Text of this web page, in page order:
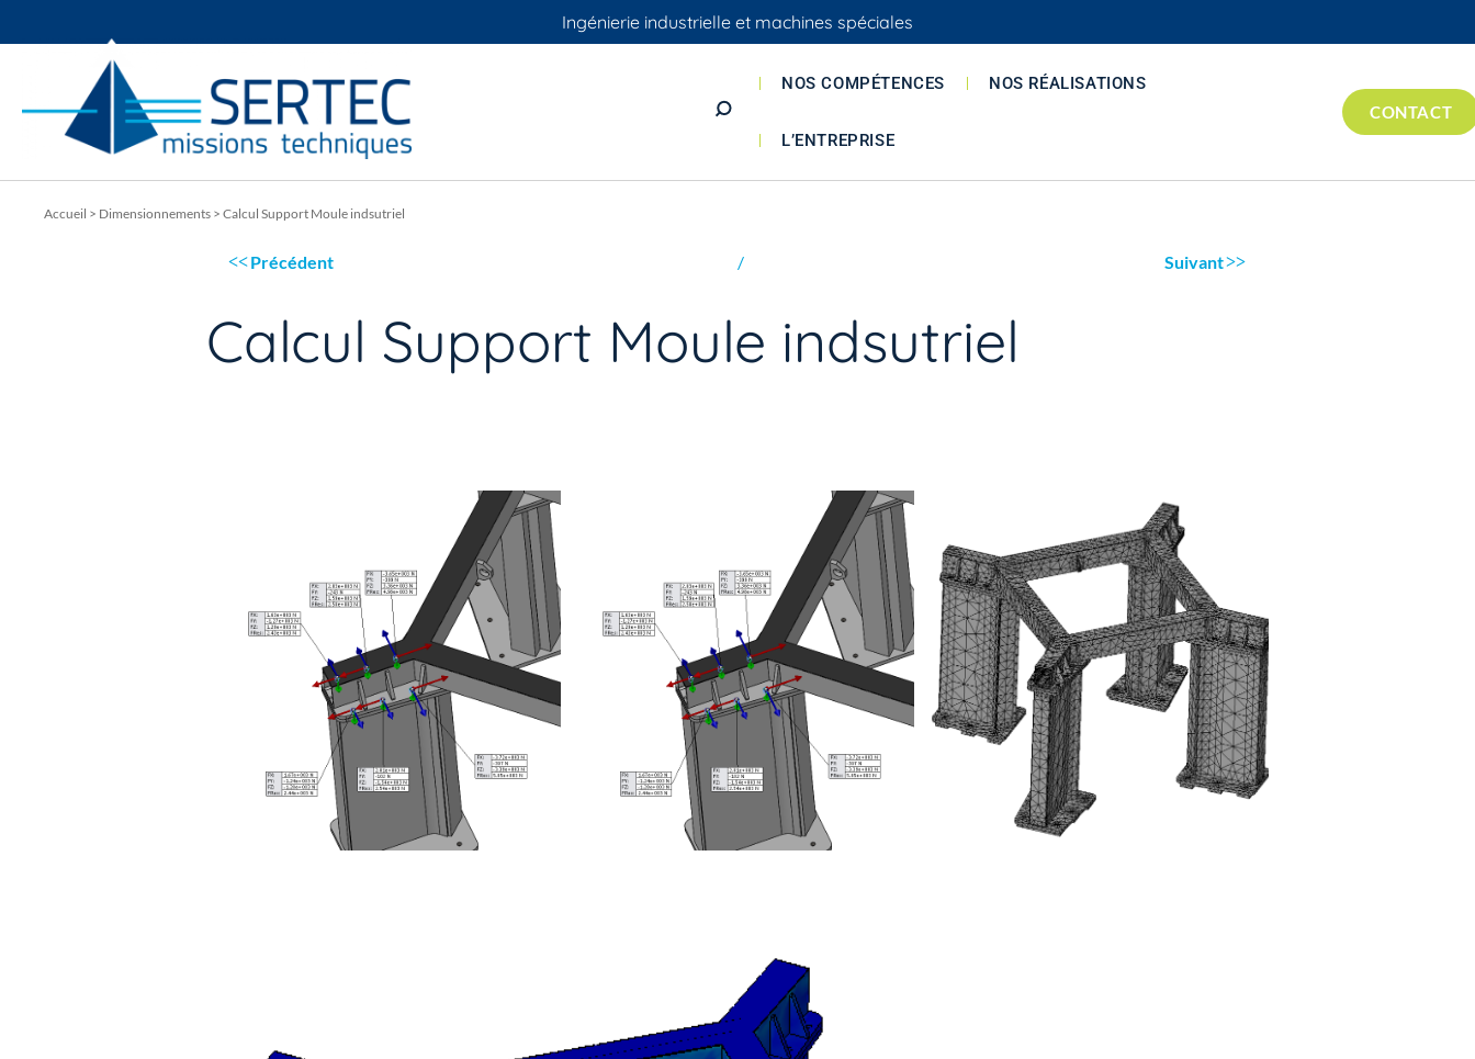
Ingénierie industrielle et machines spéciales
OK
NOS COMPÉTENCES NOS RÉALISATIONS
L’ENTREPRISE
CONTACT
Accueil > Dimensionnements > Calcul Support Moule indsutriel
Précédent Suivant
Calcul Support Moule indsutriel